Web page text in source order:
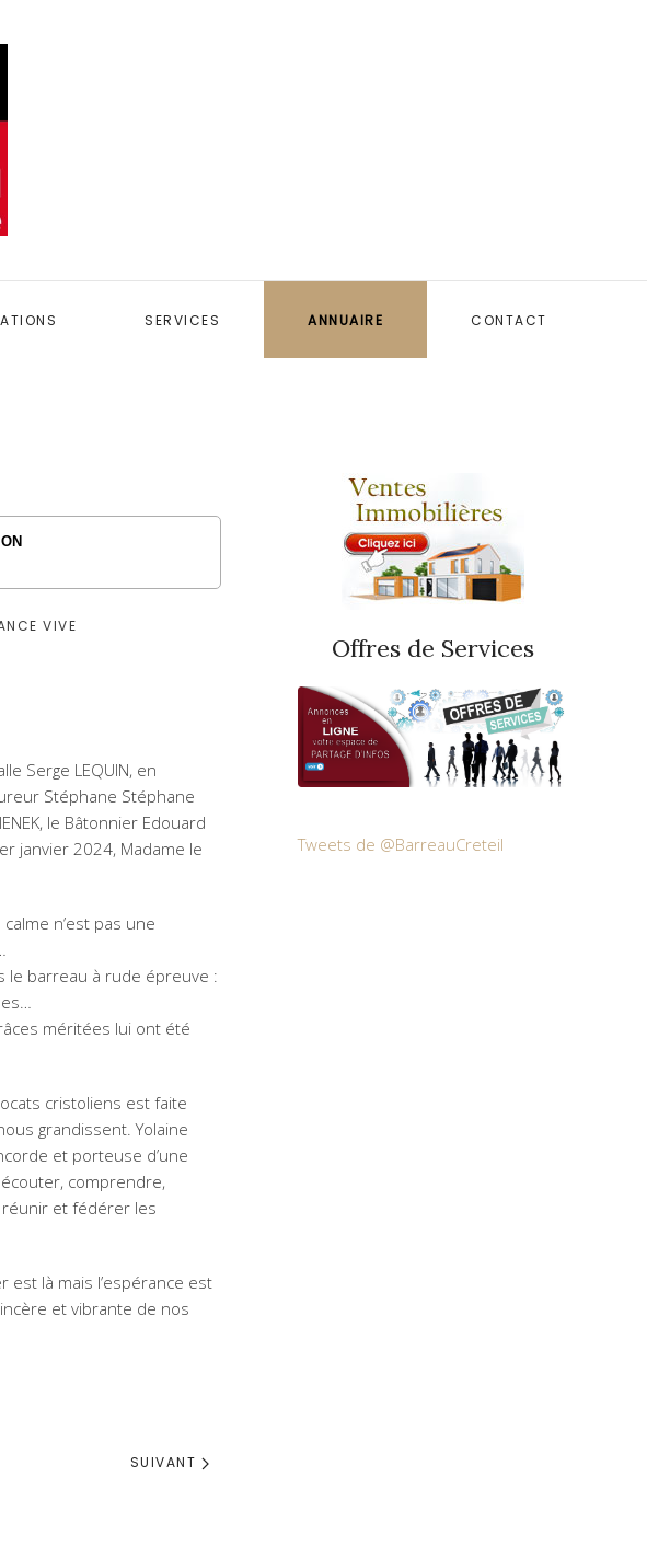
SERVICES ANNUAIRE CONTACT
VIVE
Serge LEQUIN, en
Stéphane Stéphane
le Bâtonnier Edouard
janvier 2024, Madame le
n’est pas une
le barreau à rude épreuve :
méritées lui ont été
cristoliens est faite
grandissent. Yolaine
et porteuse d’une
comprendre,
réunir et fédérer les
est là mais l’espérance est
et vibrante de nos
SUIVANT
Offres de Services
Tweets de @BarreauCreteil